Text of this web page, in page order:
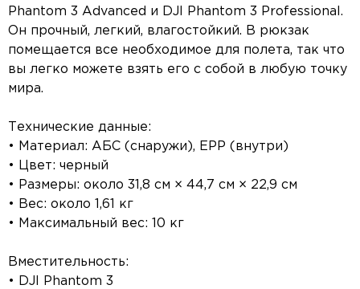
Phantom 3 Advanced и DJI Phantom 3 Professional.
Он прочный, легкий, влагостойкий. В рюкзак
помещается все необходимое для полета, так что
вы легко можете взять его с собой в любую точку
мира.
Технические данные:
• Материал: АБС (снаружи), EPP (внутри)
• Цвет: черный
• Размеры: около 31,8 см × 44,7 см × 22,9 см
• Вес: около 1,61 кг
• Максимальный вес: 10 кг
Вместительность:
• DJI Phantom 3